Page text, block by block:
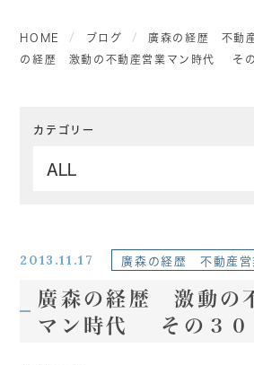
HOME ブログ 廣森の経歴 不動
の経歴 激動の不動産営業マン時代 そ
カテゴリー
2013.11.17 廣森の経歴 不動産営
廣森の経歴 激動の
マン時代 その３０